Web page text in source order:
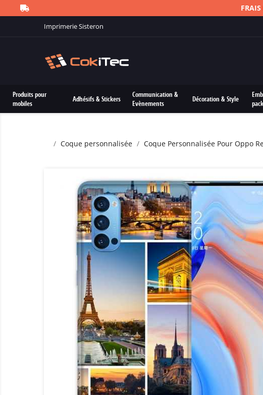
Imprimerie Sisteron
Produits pour
mobiles
Adhésifs & Stickers
Communication &
Evènements
Décoration & Style
Coque personnalisée Coque Personnalisée Pour Oppo